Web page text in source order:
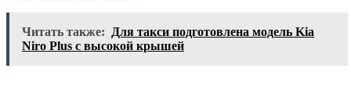
Читать также:
Для такси подготовлена модель Kia
Niro Plus с высокой крышей